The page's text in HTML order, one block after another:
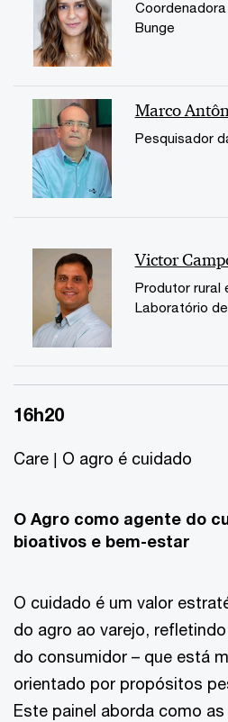
Bunge
Marco
Pesquisador
Victor
Produtor rural
Laboratório
16h20
Care | O agro é cuidado
O Agro como agente do
bioativos e bem-estar
O cuidado é um valor
do agro ao varejo,
do consumidor – que está
orientado por propósitos
Este painel aborda como